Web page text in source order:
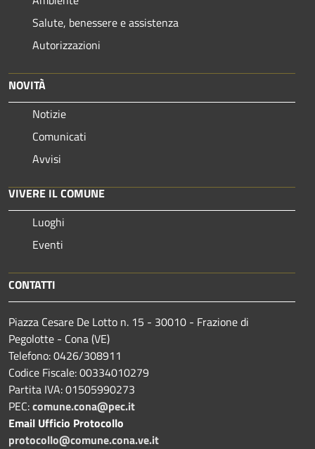
Salute, benessere e assistenza
Autorizzazioni
NOVITÀ
Notizie
Comunicati
Avvisi
VIVERE IL COMUNE
Luoghi
Eventi
CONTATTI
Piazza Cesare De Lotto n. 15 - 30010 - Frazione di
Pegolotte - Cona (VE)
Telefono: 0426/308911
Codice Fiscale: 00334010279
Partita IVA: 01505990273
PEC:comune.cona@pec.it
Email Ufficio Protocollo
protocollo@comune.cona.ve.it